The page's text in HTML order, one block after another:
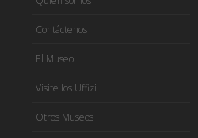
Contáctenos
El Museo
Visite los Uffizi
Otros Museos